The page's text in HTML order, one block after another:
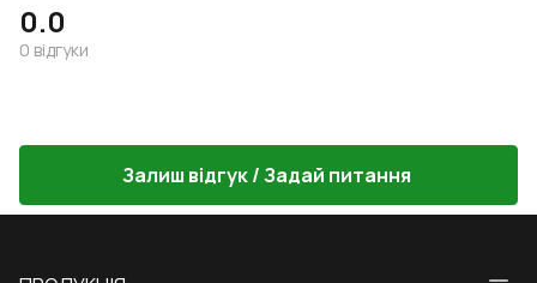
0.0
0 відгуки
Залиш відгук / Задай питання